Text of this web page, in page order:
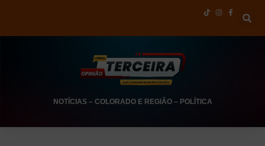
NOTÍCIAS– COLORADO E REGIÃO– POLÍTICA